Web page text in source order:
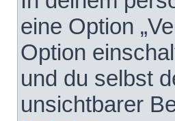
eine Option
Option
und du selbst
unsichtbarer